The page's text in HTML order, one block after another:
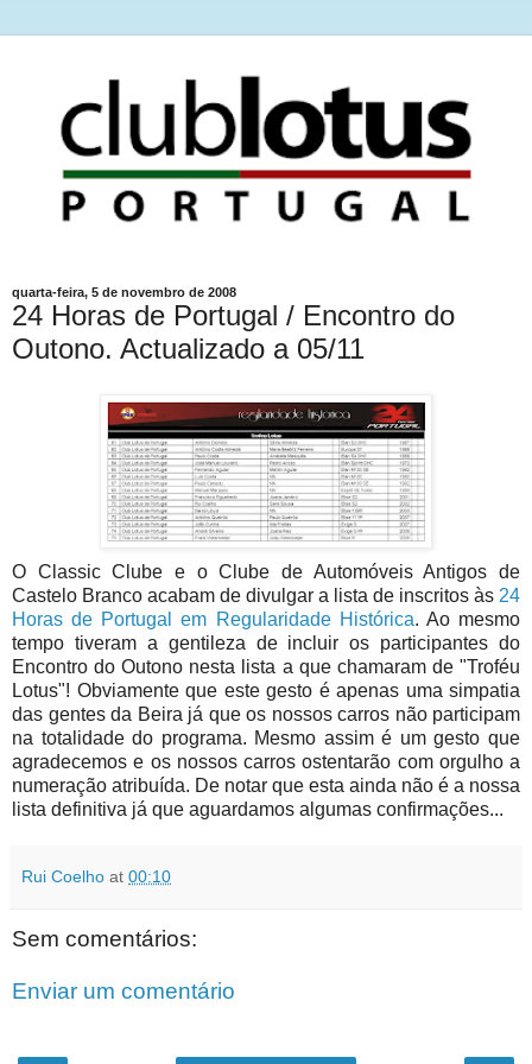
quarta-feira, 5 de novembro de 2008
24 Horas de Portugal / Encontro do
Outono. Actualizado a 05/11
O Classic Clube e o Clube de Automóveis Antigos de
Castelo Branco acabam de divulgar a lista de inscritos às 24
Horas de Portugal em Regularidade Histórica. Ao mesmo
tempo tiveram a gentileza de incluir os participantes do
Encontro do Outono nesta lista a que chamaram de "Troféu
Lotus"! Obviamente que este gesto é apenas uma simpatia
das gentes da Beira já que os nossos carros não participam
na totalidade do programa. Mesmo assim é um gesto que
agradecemos e os nossos carros ostentarão com orgulho a
numeração atribuída. De notar que esta ainda não é a nossa
lista definitiva já que aguardamos algumas confirmações...
Rui Coelho at 00:10
Sem comentários:
Enviar um comentário